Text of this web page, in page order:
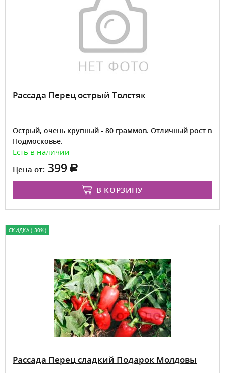
Рассада Перец острый Толстяк
Острый, очень крупный - 80 граммов. Отличный рост в
Подмосковье.
Есть в наличии
Цена от: 399
В КОРЗИНУ
СКИДКА (-30%)
Рассада Перец сладкий Подарок Молдовы